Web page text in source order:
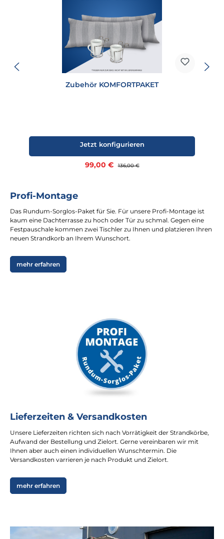
Zubehör KOMFORTPAKET
Verkaufspreis:
99,00 € Regulärer Preis:
136,00 €
Jetzt konfigurieren
Profi-Montage
Das Rundum-Sorglos-Paket für Sie. Für unsere Profi-Montage ist
kaum eine Dachterrasse zu hoch oder Tür zu schmal. Gegen eine
Festpauschale kommen zwei Tischler zu Ihnen und platzieren Ihren
neuen Strandkorb an Ihrem Wunschort.
mehr erfahren
Lieferzeiten & Versandkosten
Unsere Lieferzeiten richten sich nach Vorrätigkeit der Strandkörbe,
Aufwand der Bestellung und Zielort. Gerne vereinbaren wir mit
Ihnen aber auch einen individuellen Wunschtermin. Die
Versandkosten varrieren je nach Produkt und Zielort.
mehr erfahren